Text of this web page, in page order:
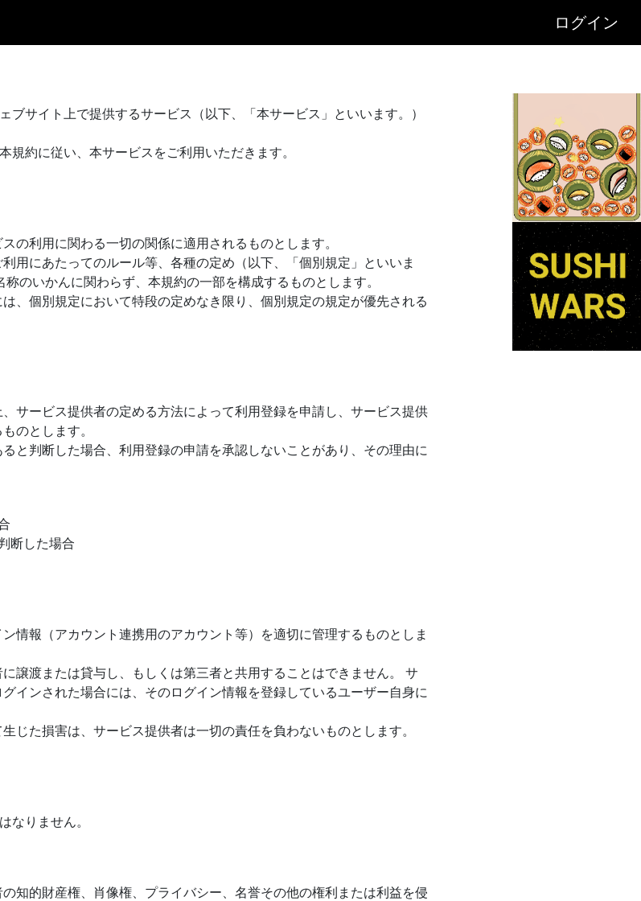
ログイン
サイト上で提供するサービス（以下、「本サービス」といいます。）
約に従い、本サービスをご利用いただきます。
の利用に関わる一切の関係に適用されるものとします。
用にあたってのルール等、各種の定め（以下、「個別規定」といいま
のいかんに関わらず、本規約の一部を構成するものとします。
、個別規定において特段の定めなき限り、個別規定の規定が優先される
サービス提供者の定める方法によって利用登録を申請し、サービス提供
のとします。
と判断した場合、利用登録の申請を承認しないことがあり、その理由に
断した場合
情報（アカウント連携用のアカウント等）を適切に管理するものとしま
譲渡または貸与し、もしくは第三者と共用することはできません。 サ
インされた場合には、そのログイン情報を登録しているユーザー自身に
じた損害は、サービス提供者は一切の責任を負わないものとします。
なりません。
知的財産権、肖像権、プライバシー、名誉その他の権利または利益を侵